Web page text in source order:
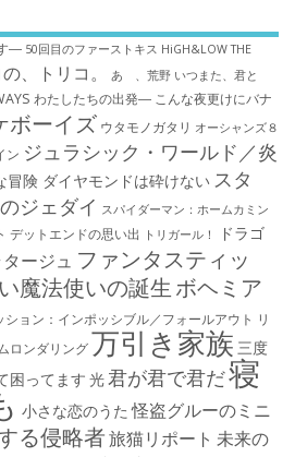
― 50回目のファーストキス HiGH&LOW THE
、トリコ。 あゝ、荒野 いつまた、君と
わたしたちの出発― こんな夜更けにバナ
ボーイズ ウタモノガタリ オーシャンズ８
ン ジュラシック・ワールド／炎
冒険 ダイヤモンドは砕けない スタ
ジェダイ スパイダーマン：ホームカミン
デットエンドの思い出 トリガール！
ドラゴ
ージュ ファンタスティッ
魔法使いの誕生 ボヘミア
ション：インポッシブル／フォールアウト リ
ロンダリング万引き家族 三度
困ってます 光君が君で君だ寝
小さな恋のうた 怪盗グルーのミニ
る侵略者旅猫リポート 未来の